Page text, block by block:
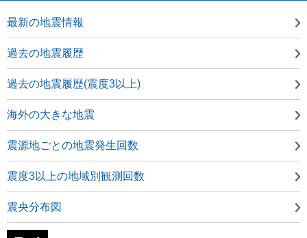
最新の地震情報
過去の地震履歴
過去の地震履歴(震度3以上)
海外の大きな地震
震源地ごとの地震発生回数
震度3以上の地域別観測回数
震央分布図